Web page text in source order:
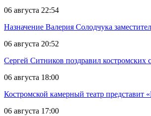
06 августа 22:54
Назначение Валерия Солодчука
06 августа 20:52
Сергей Ситников поздравил костромских
06 августа 18:00
Костромской камерный театр представит
06 августа 17:00